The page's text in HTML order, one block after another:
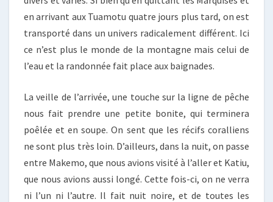
en arrivant aux Tuamotu quatre jours plus tard, on est
transporté dans un univers radicalement différent. Ici
ce n’est plus le monde de la montagne mais celui de
l’eau et la randonnée fait place aux baignades.
La veille de l’arrivée, une touche sur la ligne de pêche
nous fait prendre une petite bonite, qui terminera
poêlée et en soupe. On sent que les récifs coralliens
ne sont plus très loin. D’ailleurs, dans la nuit, on passe
entre Makemo, que nous avions visité à l’aller et Katiu,
que nous avions aussi longé. Cette fois-ci, on ne verra
ni l’un ni l’autre. Il fait nuit noire, et de toutes les